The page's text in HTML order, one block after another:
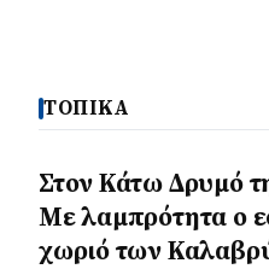
ΤΟΠΙΚΑ
Στον Κάτω Δρυμό
Με λαμπρότητα ο
χωριό των